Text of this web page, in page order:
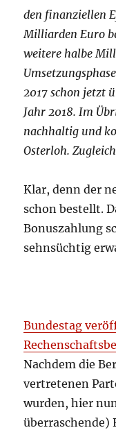
den finanziellen
Milliarden Euro
weitere halbe
2017 schon jetzt
Jahr 2018. Im
nachhaltig und
Osterloh.
Klar, denn der
schon bestellt.
Bonuszahlung
sehnsüchtig
Bundestag
Nachdem die
vertretenen
wurden, hier
überraschende)